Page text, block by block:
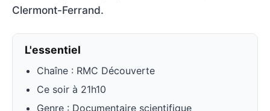
Clermont-Ferrand.
L'essentiel
Chaîne : RMC Découverte
Ce soir à 21h10
Genre : Documentaire scientifique